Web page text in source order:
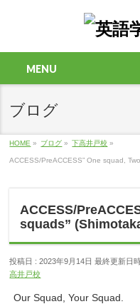
MENU
ブログ
HOME » ブログ » 下高井戸校 »
ACCESS/PreACCESS” One squad,
ACCESS/
squads”
投稿日 : 2023年9月14日 最終更新日
高井戸校
Our Squad, Your Squad.